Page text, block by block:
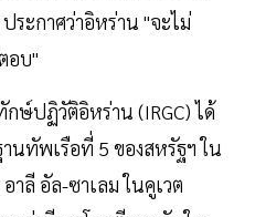
ระกาศว่าอิหร่าน "จะไม่
อบ"
กษ์ปฏิวัติอิหร่าน (IRGC) ได้
นทัพเรือที่ 5 ของสหรัฐฯ ใน
ลี อัล-ซาเลม ในคูเวต